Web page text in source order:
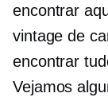
encontrar
vintage de
encontrar
Vejamos